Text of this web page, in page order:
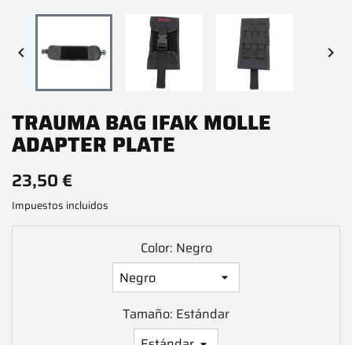
 
TRAUMA BAG IFAK MOLLE
ADAPTER PLATE
23,50 €
Impuestos incluidos
Color: Negro
Tamaño: Estándar